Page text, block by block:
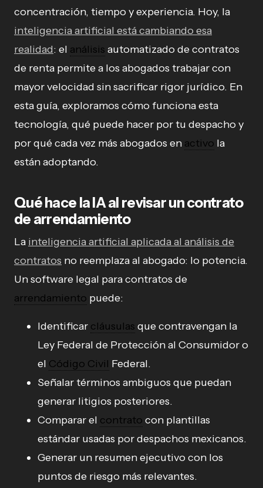
concentración, tiempo y experiencia. Hoy, la
inteligencia artificial está cambiando esa
realidad: el análisis automatizado de contratos
de renta permite a los abogados trabajar con
mayor velocidad sin sacrificar rigor jurídico. En
esta guía, exploramos cómo funciona esta
tecnología, qué puede hacer por tu despacho y
por qué cada vez más abogados en activo la
están adoptando.
Qué hace la IA al revisar un contrato
de arrendamiento
La inteligencia artificial aplicada al análisis de
contratos no reemplaza al abogado: lo potencia.
Un software legal para contratos de
arrendamiento puede:
Identificar cláusulas que contravengan la
Ley Federal de Protección al Consumidor o
el Código Civil Federal.
Señalar términos ambiguos que puedan
generar litigios posteriores.
Comparar el contrato con plantillas
estándar usadas por despachos mexicanos.
Generar un resumen ejecutivo con los
puntos de riesgo más relevantes.